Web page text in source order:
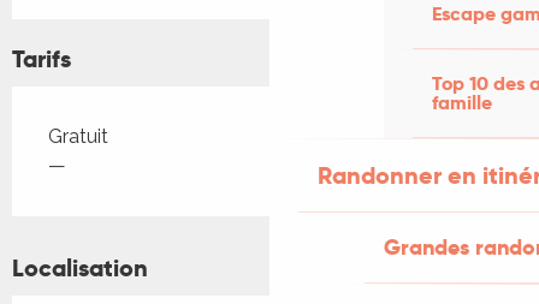
Escape
Top 10 des
famille
Randonner en
Grandes
Tarifs
Tarifs 2026
Gratuit
—
Localisation